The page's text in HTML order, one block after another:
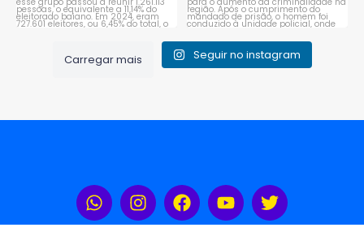
Carregar mais Seguir no instagram